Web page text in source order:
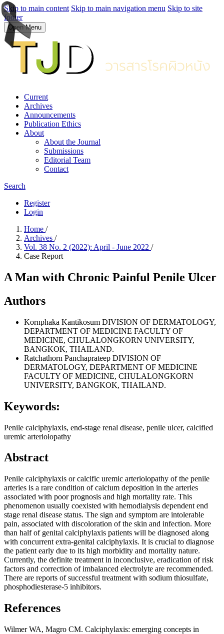
Skip to main content Skip to main navigation menu Skip to site
footer
Open Menu
Current
Archives
Announcements
Publication Ethics
About
About the Journal
Submissions
Editorial Team
Contact
Search
Register
Login
Home /
Archives /
Vol. 38 No. 2 (2022): April - June 2022 /
Case Report
A Man with Chronic Painful Penile Ulcer
Authors
Kornphaka Kantikosum DIVISION OF DERMATOLOGY,
DEPARTMENT OF MEDICINE FACULTY OF
MEDICINE, CHULALONGKORN UNIVERSITY,
BANGKOK, THAILAND.
Ratchathorn Panchaprateep DIVISION OF
DERMATOLOGY, DEPARTMENT OF MEDICINE
FACULTY OF MEDICINE, CHULALONGKORN
UNIVERSITY, BANGKOK, THAILAND.
Keywords:
Penile calciphylaxis, end-stage renal disease, penile ulcer, calcified
uremic arteriolopathy
Abstract
Penile calciphylaxis or calcific uremic arteriolopathy of the penile
arteries is a rare condition of calcium deposition in the arteries
associated with poor prognosis and high mortality rate. This
phenomenon usually coexisted with hemodialysis dependent end
stage renal disease status. The sign and symptom are intolerable
pain, associated with discoloration of the skin and infection. More
than half of genital calciphylaxis patients will be diagnosed along
with concurrent extra-genital calciphylaxis. It is crucial to diagnose
the patient early due to its high morbidity and mortality nature.
Currently, the definite treatment in inconclusive, eradication of risk
factors and correction of imbalanced electrolyte are recommended.
There are reports of successful treatment with sodium thiosulfate,
phosphodiesterase-5 inhibitors.
References
Wilmer WA, Magro CM. Calciphylaxis: emerging concepts in